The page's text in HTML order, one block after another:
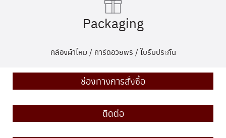
Packaging
กล่องผ้าไหม / การ์ดอวยพร / ใบรับประกัน
ช่องทางการสั่งซื้อ
ติดต่อ